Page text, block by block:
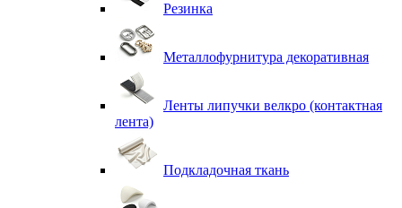
Резинка
Металлофурнитура декоративная
Ленты липучки велкро (контактная
лента)
Подкладочная ткань